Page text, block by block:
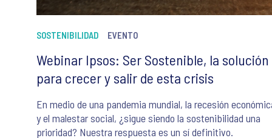
SOSTENIBILIDAD EVENTO
Webinar Ipsos: Ser Sostenible, la solución
para crecer y salir de esta crisis
En medio de una pandemia mundial, la recesión
y el malestar social, ¿sigue siendo la sostenibilidad una
prioridad? Nuestra respuesta es un sí definitivo.